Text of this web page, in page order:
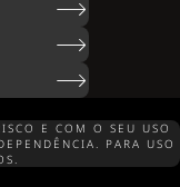
E COM O SEU USO
PARA USO